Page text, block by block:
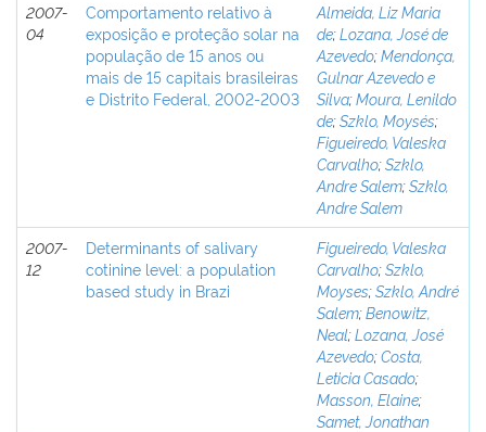
2007-
04
Comportamento relativo à
exposição e proteção solar na
população de 15 anos ou
mais de 15 capitais brasileiras
e Distrito Federal, 2002-2003
Almeida, Liz Maria
de;Lozana, José de
Azevedo;Mendonça,
Gulnar Azevedo e
Silva;Moura, Lenildo
de;Szklo, Moysés;
Figueiredo, Valeska
Carvalho;Szklo,
Andre Salem;Szklo,
Andre Salem
2007-
12
Determinants of salivary
cotinine level: a population
based study in Brazi
Figueiredo, Valeska
Carvalho;Szklo,
Moyses;Szklo, André
Salem;Benowitz,
Neal;Lozana, José
Azevedo;Costa,
Leticia Casado;
Masson, Elaine;
Samet, Jonathan